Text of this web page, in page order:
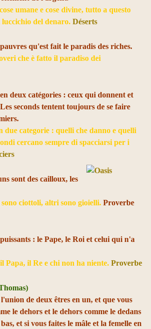
umane e cose divine, tutto a questo
del denaro. Déserts
qu'est fait le paradis des riches.
che è fatto il paradiso dei
deux catégories : ceux qui donnent et
seconds tentent toujours de se faire
due categorie : quelli che danno e quelli
cercano sempre di spacciarsi per i
sont des cailloux, les
ciottoli, altri sono gioielli. Proverbe
: le Pape, le Roi et celui qui n'a
Papa, il Re e chi non ha niente. Proverbe
de deux êtres en un, et que vous
le dehors et le dehors comme le dedans
et si vous faites le mâle et la femelle en